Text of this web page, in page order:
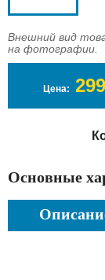
Внешний вид
на фотографии.
Цена: 299
Основные